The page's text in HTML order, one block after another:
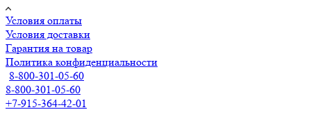
Условия оплаты
Условия доставки
Гарантия на товар
Политика конфиденциальности
8-800-301-05-60
8-800-301-05-60
+7-915-364-42-01